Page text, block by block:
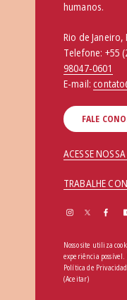
humanos.
Rio de Janeiro,
Telefone: +55
98047-0601
E-mail:
FALE
ACESSE
TRABALHE
Nosso site utiliza
experiência possível.
Política de
(Aceitar)